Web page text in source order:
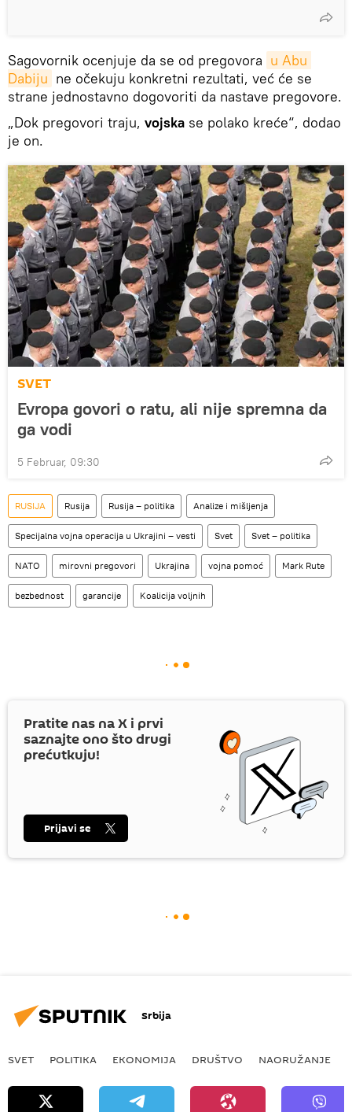
Sagovornik ocenjuje da se od pregovora u Abu
Dabiju ne očekuju konkretni rezultati, već će se
strane jednostavno dogovoriti da nastave pregovore.
„Dok pregovori traju, vojska se polako kreće“, dodao
je on.
SVET
Evropa govori o ratu, ali nije spremna da
ga vodi
5 Februar, 09:30
RUSIJA Rusija Rusija – politika Analize i mišljenja
Specijalna vojna operacija u Ukrajini – vesti Svet Svet – politika
NATO mirovni pregovori Ukrajina vojna pomoć Mark Rute
bezbednost garancije Koalicija voljnih
Pratite nas naX i prvi
saznajte ono što drugi
prećutkuju!
Prijavi se
Srbija
SVET POLITIKA EKONOMIJA DRUŠTVO NAORUŽANJE